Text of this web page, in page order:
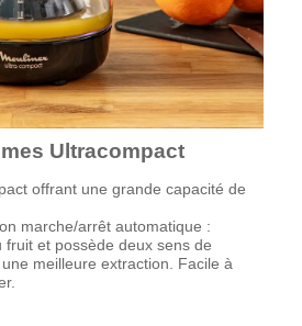
Ultracompact
offrant une grande capacité de
marche/arrêt automatique :
et possède deux sens de
meilleure extraction. Facile à